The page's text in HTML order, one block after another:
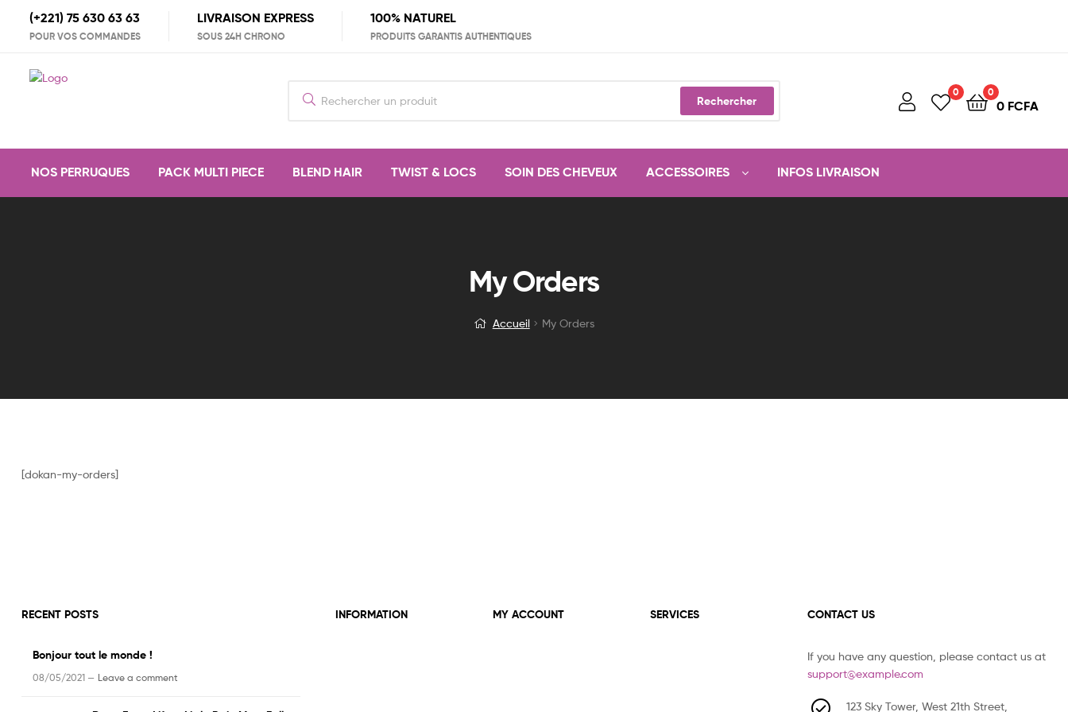
(+221) 75 630 63 63
POUR VOS COMMANDES
LIVRAISON EXPRESS
SOUS 24H CHRONO
100% NATUREL
PRODUITS GARANTIS AUTHENTIQUES
for:
Rechercher
0 0
0 FCFA
NOS PERRUQUES PACK MULTI PIECE BLEND HAIR TWIST & LOCS SOIN DES CHEVEUX ACCESSOIRES INFOS LIVRAISON
My Orders
Accueil My Orders
[dokan-my-orders]
RECENT POSTS
Bonjour tout le monde !
08/05/2021 — Leave a comment
INFORMATION MY ACCOUNT SERVICES CONTACT US
If you have any question, please contact us at
support@example.com
123 Sky Tower, West 21th Street,